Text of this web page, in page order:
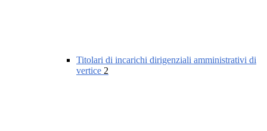
Titolari di incarichi dirigenziali amministrativi di
vertice 2